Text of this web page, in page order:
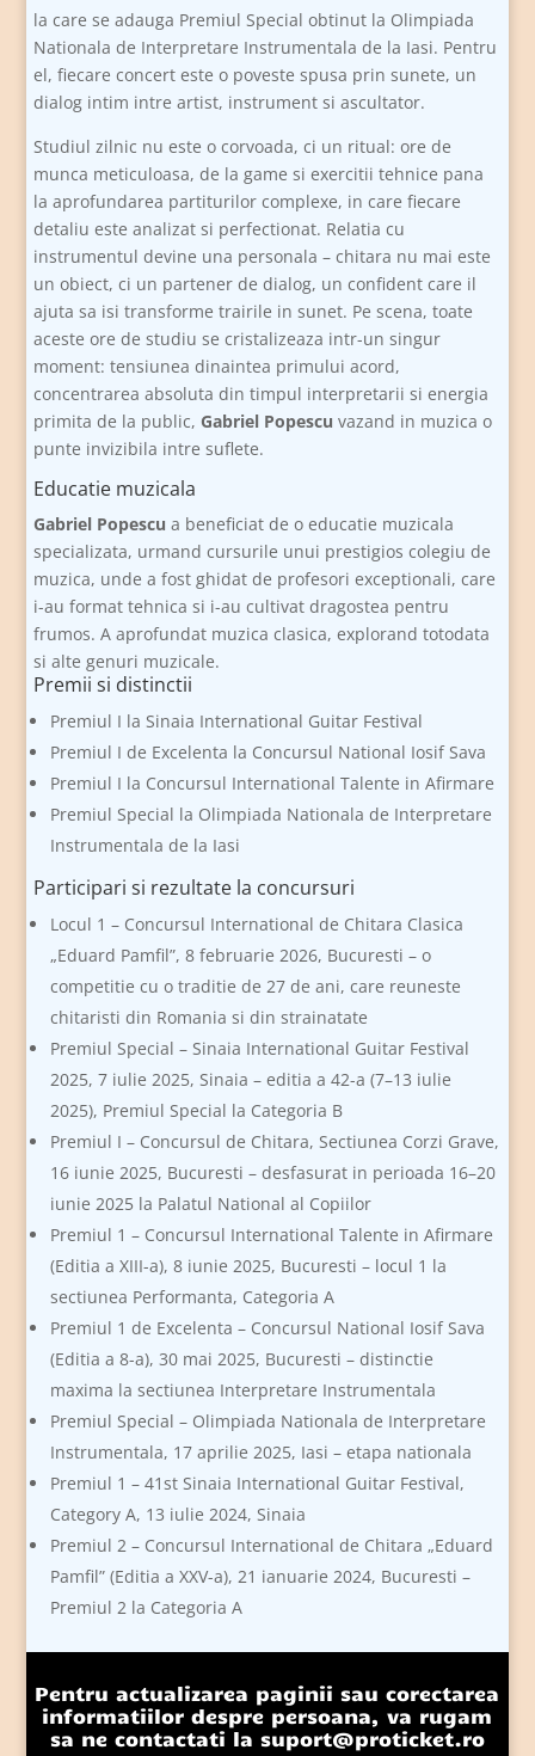
la care se adauga Premiul Special obtinut la Olimpiada
Nationala de Interpretare Instrumentala de la Iasi. Pentru
el, fiecare concert este o poveste spusa prin sunete, un
dialog intim intre artist, instrument si ascultator.
Studiul zilnic nu este o corvoada, ci un ritual: ore de
munca meticuloasa, de la game si exercitii tehnice pana
la aprofundarea partiturilor complexe, in care fiecare
detaliu este analizat si perfectionat. Relatia cu
instrumentul devine una personala – chitara nu mai este
un obiect, ci un partener de dialog, un confident care il
ajuta sa isi transforme trairile in sunet. Pe scena, toate
aceste ore de studiu se cristalizeaza intr-un singur
moment: tensiunea dinaintea primului acord,
concentrarea absoluta din timpul interpretarii si energia
primita de la public, Gabriel Popescu vazand in muzica o
punte invizibila intre suflete.
Educatie muzicala
Gabriel Popescu a beneficiat de o educatie muzicala
specializata, urmand cursurile unui prestigios colegiu de
muzica, unde a fost ghidat de profesori exceptionali, care
i-au format tehnica si i-au cultivat dragostea pentru
frumos. A aprofundat muzica clasica, explorand totodata
si alte genuri muzicale.
Premii si distinctii
Premiul I la Sinaia International Guitar Festival
Premiul I de Excelenta la Concursul National Iosif Sava
Premiul I la Concursul International Talente in Afirmare
Premiul Special la Olimpiada Nationala de Interpretare
Instrumentala de la Iasi
Participari si rezultate la concursuri
Locul 1 – Concursul International de Chitara Clasica
„Eduard Pamfil”, 8 februarie 2026, Bucuresti – o
competitie cu o traditie de 27 de ani, care reuneste
chitaristi din Romania si din strainatate
Premiul Special – Sinaia International Guitar Festival
2025, 7 iulie 2025, Sinaia – editia a 42-a (7–13 iulie
2025), Premiul Special la Categoria B
Premiul I – Concursul de Chitara, Sectiunea Corzi Grave,
16 iunie 2025, Bucuresti – desfasurat in perioada 16–20
iunie 2025 la Palatul National al Copiilor
Premiul 1 – Concursul International Talente in Afirmare
(Editia a XIII-a), 8 iunie 2025, Bucuresti – locul 1 la
sectiunea Performanta, Categoria A
Premiul 1 de Excelenta – Concursul National Iosif Sava
(Editia a 8-a), 30 mai 2025, Bucuresti – distinctie
maxima la sectiunea Interpretare Instrumentala
Premiul Special – Olimpiada Nationala de Interpretare
Instrumentala, 17 aprilie 2025, Iasi – etapa nationala
Premiul 1 – 41st Sinaia International Guitar Festival,
Category A, 13 iulie 2024, Sinaia
Premiul 2 – Concursul International de Chitara „Eduard
Pamfil” (Editia a XXV-a), 21 ianuarie 2024, Bucuresti –
Premiul 2 la Categoria A
Pentru actualizarea paginii sau corectarea
informatiilor despre persoana, va rugam
sa ne contactati la suport@proticket.ro